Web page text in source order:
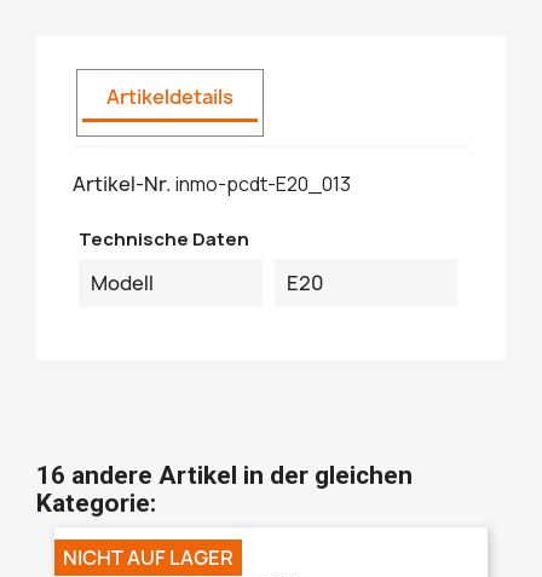
Artikeldetails
Artikel-Nr. inmo-pcdt-E20_013
Technische Daten
Modell E20
16 andere Artikel in der gleichen
Kategorie:
NICHT AUF LAGER